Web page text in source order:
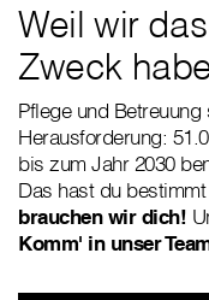
Weil wir
Zweck
Pflege und
Herausforderung:
bis zum Jahr 2030
Das hast du
brauchen wir dich!
Komm' in unser